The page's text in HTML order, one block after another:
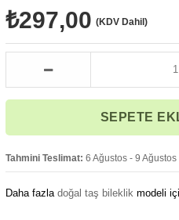
₺297,00 (KDV Dahil)
Tahmini Teslimat: 6 Ağustos - 9 Ağustos
Daha fazla doğal taş bileklik modeli